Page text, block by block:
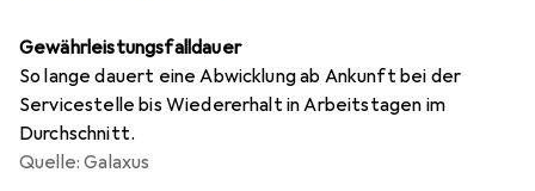
Gewährleistungsfalldauer
So lange dauert eine Abwicklung ab Ankunft bei der
Servicestelle bis Wiedererhalt in Arbeitstagen im
Durchschnitt.
Quelle: Galaxus